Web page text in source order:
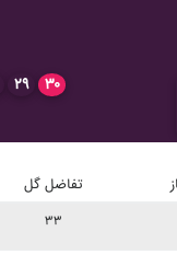
۲۹ ۳۰
تفاضل گل
۳۳